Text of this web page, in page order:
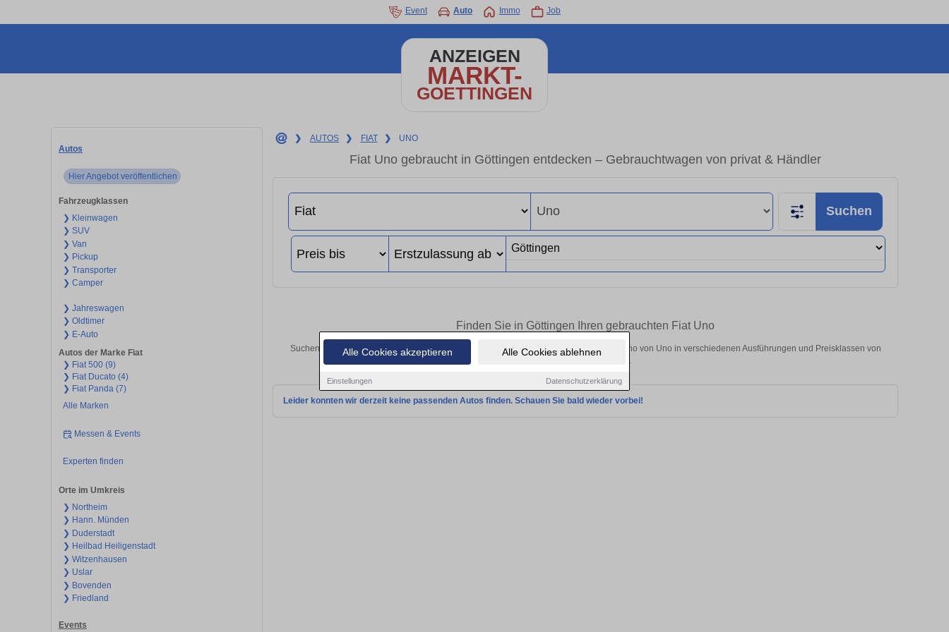
Alle Cookies akzeptieren Alle Cookies ablehnen
Einstellungen Datenschutzerklärung
Event Auto Immo Job
ANZEIGEN
MARKT-
GOETTINGEN
Autos
Hier Angebot veröffentlichen
Fahrzeugklassen
❯ Kleinwagen
❯ SUV
❯ Van
❯ Pickup
❯ Transporter
❯ Camper
❯ Jahreswagen
❯ Oldtimer
❯ E-Auto
Autos der Marke Fiat
❯ Fiat 500 (9)
❯ Fiat Ducato (4)
❯ Fiat Panda (7)
Alle Marken
Messen & Events
Experten finden
Orte im Umkreis
❯ Northeim
❯ Hann. Münden
❯ Duderstadt
❯ Heilbad Heiligenstadt
❯ Witzenhausen
❯ Uslar
❯ Bovenden
❯ Friedland
Events
❯ AUTOS ❯ FIAT ❯ UNO
Fiat Uno gebraucht in Göttingen entdecken – Gebrauchtwagen von privat & Händler
Suchen
Finden Sie in Göttingen Ihren gebrauchten Fiat Uno
Suchen Sie in Göttingen einen Fiat Uno Gebrauchtwagen? Entdecken Sie gebrauchte Uno von Uno in verschiedenen Ausführungen und Preisklassen von
Leider konnten wir derzeit keine passenden Autos finden. Schauen Sie bald wieder vorbei!